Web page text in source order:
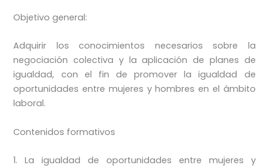
Objetivo general:
Adquirir los conocimientos necesarios sobre la
negociación colectiva y la aplicación de planes de
igualdad, con el fin de promover la igualdad de
oportunidades entre mujeres y hombres en el ámbito
laboral.
Contenidos formativos
1. La igualdad de oportunidades entre mujeres y